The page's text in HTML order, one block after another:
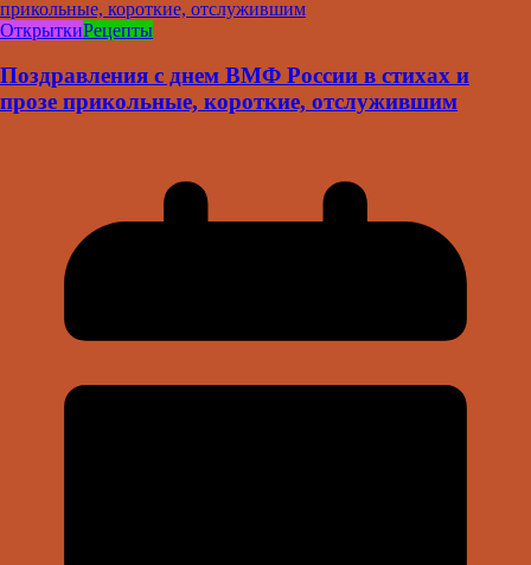
ОткрыткиРецепты
Поздравления с днем ВМФ России в стихах и
прозе прикольные, короткие, отслужившим